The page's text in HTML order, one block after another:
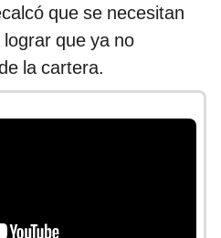
que se necesitan
que ya no
la cartera.